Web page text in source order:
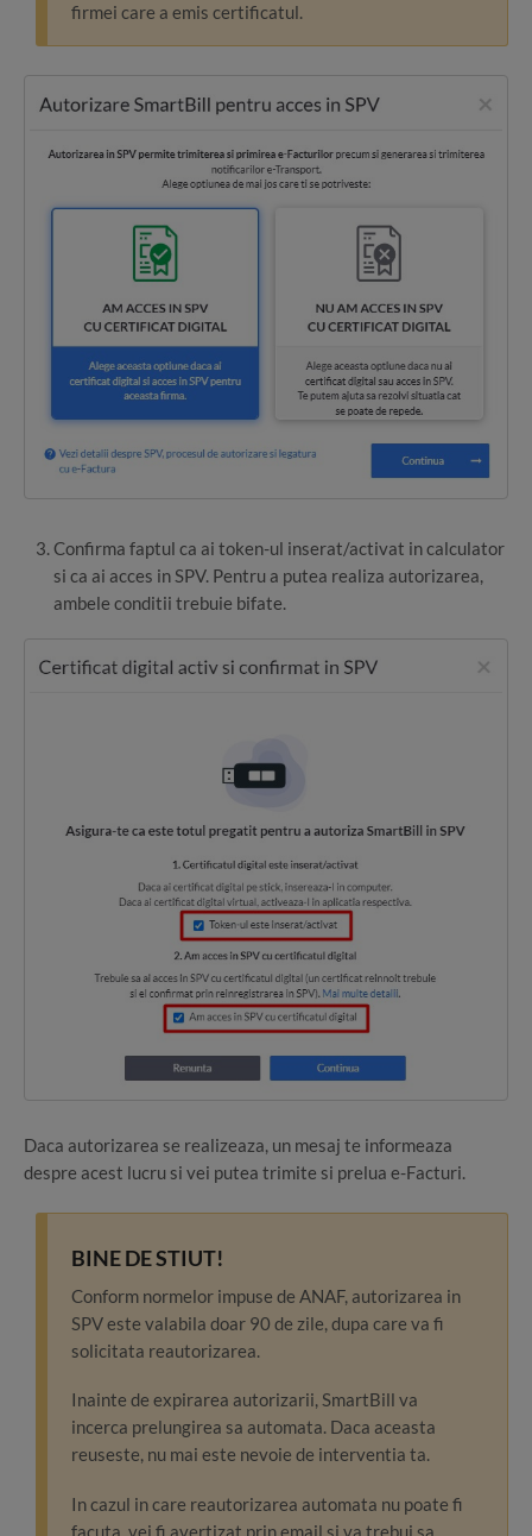
firmei care a emis certificatul.
Confirma faptul ca ai token-ul inserat/activat in calculator
si ca ai acces in SPV. Pentru a putea realiza autorizarea,
ambele conditii trebuie bifate.
Daca autorizarea se realizeaza, un mesaj te informeaza
despre acest lucru si vei putea trimite si prelua e-Facturi.
BINE DE STIUT!
Conform normelor impuse de ANAF, autorizarea in
SPV este valabila doar 90 de zile, dupa care va fi
solicitata reautorizarea.
Inainte de expirarea autorizarii, SmartBill va
incerca prelungirea sa automata. Daca aceasta
reuseste, nu mai este nevoie de interventia ta.
In cazul in care reautorizarea automata nu poate fi
facuta, vei fi avertizat prin email si va trebui sa